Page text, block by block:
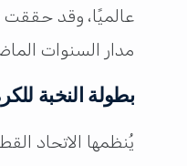
عالميًا، وقد
مدار السنوات
بطولة النخبة
يُنظمها الاتحاد